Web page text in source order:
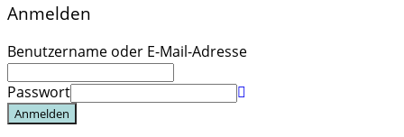
Anmelden
Benutzername oder E-Mail-Adresse
Passwort
Anmelden